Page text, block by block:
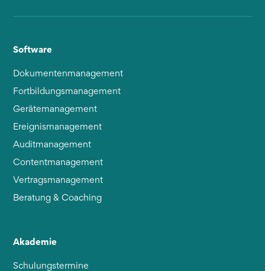
Software
Dokumentenmanagement
Fortbildungsmanagement
Gerätemanagement
Ereignismanagement
Auditmanagement
Contentmanagement
Vertragsmanagement
Beratung & Coaching
Akademie
Schulungstermine